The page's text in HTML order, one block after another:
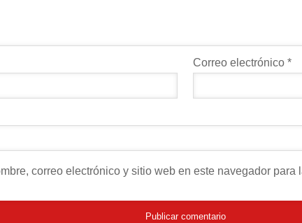
Correo electrónico *
correo electrónico y sitio web en este navegador para